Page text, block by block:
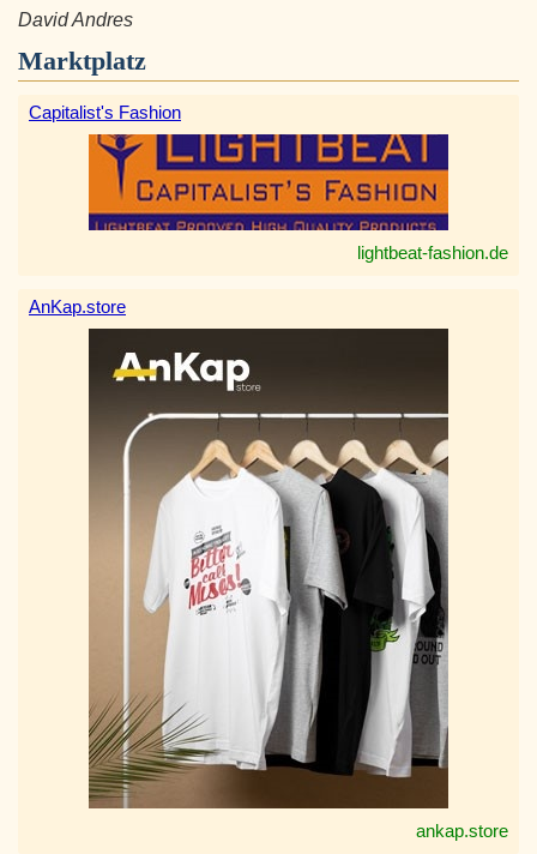
David Andres
Marktplatz
Capitalist's Fashion
lightbeat-fashion.de
AnKap.store
ankap.store